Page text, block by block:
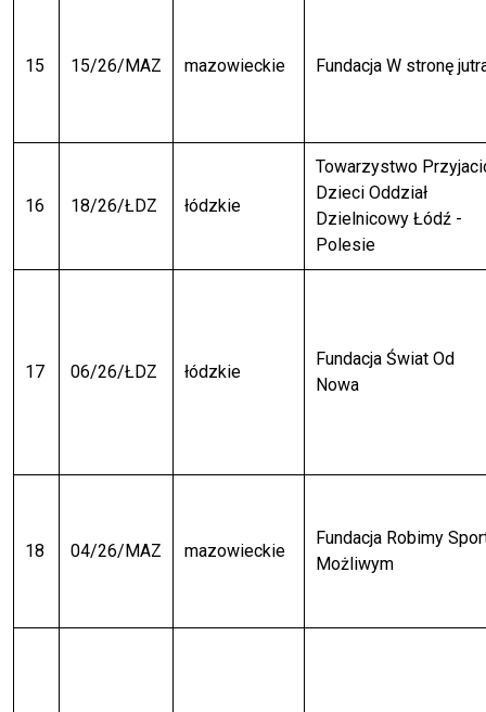
15 15/26/MAZ mazowieckie Fundacja W stronę
16 18/26/ŁDZ łódzkie
Towarzystwo
Dzieci Oddział
Dzielnicowy Łódź -
Polesie
17 06/26/ŁDZ łódzkie
Fundacja Świat Od
Nowa
18 04/26/MAZ mazowieckie
Fundacja Robimy
Możliwym